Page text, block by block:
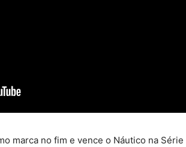
marca no fim e vence o Náutico na